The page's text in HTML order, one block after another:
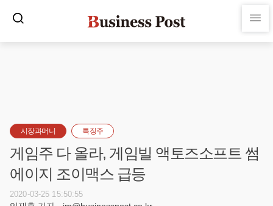
시장과머니 특징주
게임주 다 올라, 게임빌 액토즈소프트 썸
에이지 조이맥스 급등
2020-03-25 15:50:55